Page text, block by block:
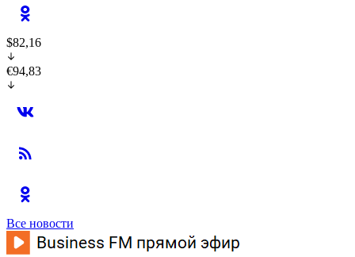
$82,16
€94,83
Все новости